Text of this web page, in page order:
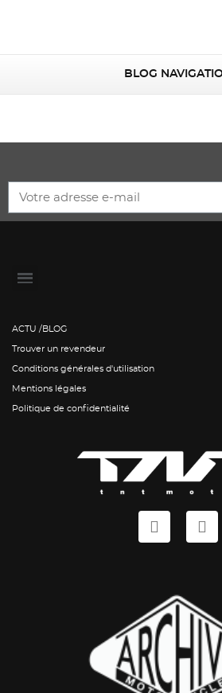
BLOG
ACTU /BLOG
Trouver un revendeur
Conditions générales d'utilisation
Mentions légales
Politique de confidentialité